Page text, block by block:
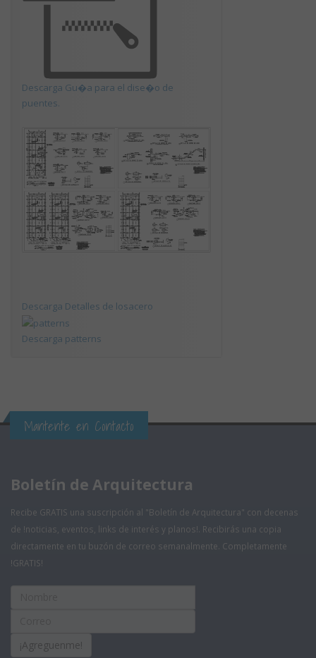
Descarga Gu�a para el dise�o de
puentes.
Descarga Detalles de losacero
Descarga patterns
Mantente en Contacto
Boletín de Arquitectura
Recibe GRATIS una suscripción al "Boletín de Arquitectura" con decenas
de !noticias, eventos, links de interés y planos!. Recibirás una copia
directamente en tu buzón de correo semanalmente. Completamente
!GRATIS!
¡Agreguenme!